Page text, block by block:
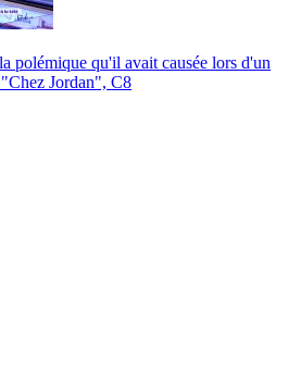
polémique qu'il avait causée lors d'un
Jordan", C8